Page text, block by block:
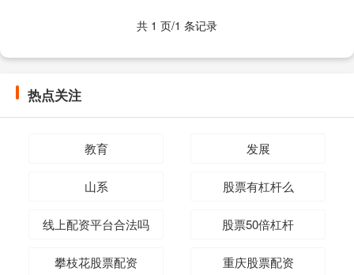
共 1 页/1 条记录
热点关注
教育 发展
山系 股票有杠杆么
线上配资平台合法吗 股票50倍杠杆
攀枝花股票配资 重庆股票配资